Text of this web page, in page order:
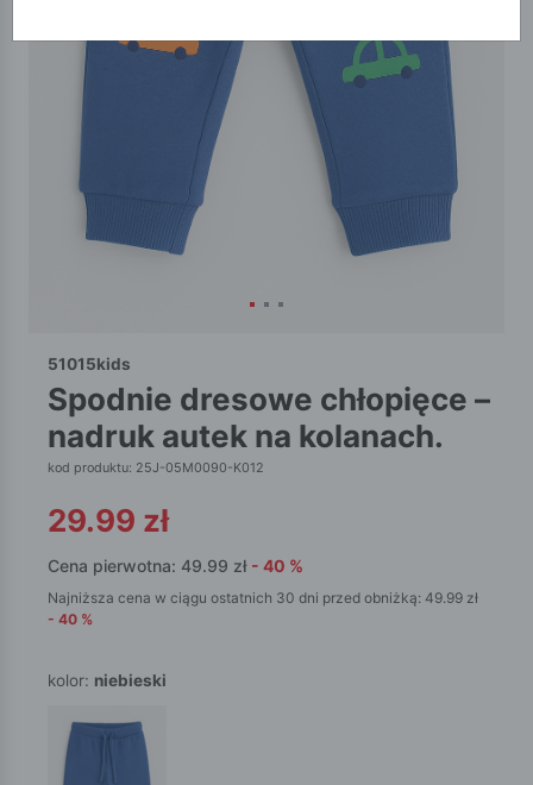
51015kids
spodnie dresowe chłopięce –
nadruk autek na kolanach.
kod produktu: 25J-05M0090-K012
29.99 zł
Cena pierwotna: 49.99 zł - 40 %
Najniższa cena w ciągu ostatnich 30 dni przed obniżką: 49.99 zł
- 40 %
kolor: niebieski